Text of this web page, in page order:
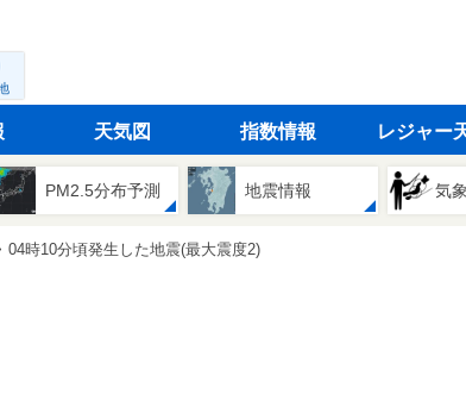
天気図 指数情報 レジャー
PM2.5分布予測 地震情報 気
04時10分頃発生した地震(最大震度2)